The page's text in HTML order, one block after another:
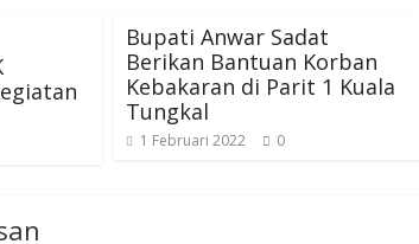
Bupati Anwar Sadat
Berikan Bantuan Korban
Kebakaran di Parit 1 Kuala
Tungkal
1 Februari 2022 0